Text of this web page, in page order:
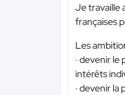
Je travaille
françaises
Les
· devenir
intérêts
· devenir